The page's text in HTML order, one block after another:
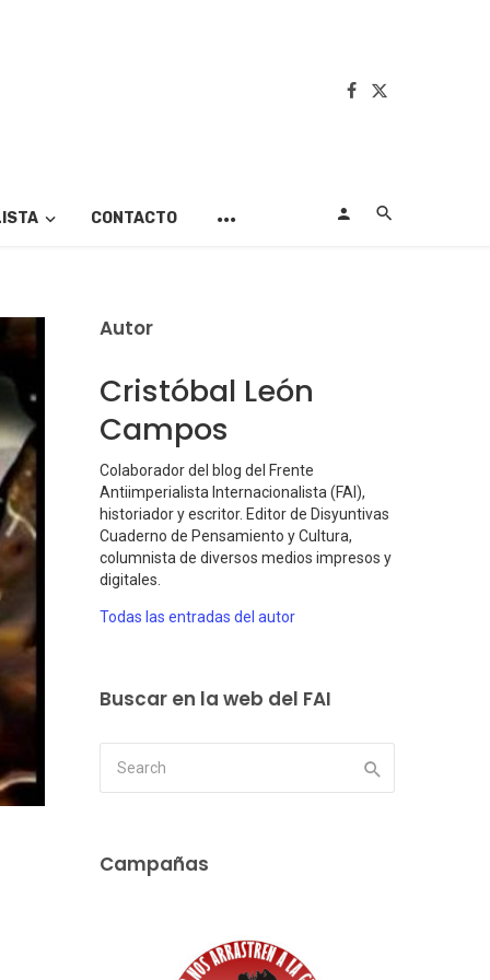
CONTACTO
Autor
Cristóbal León
Campos
Colaborador del blog del Frente
Antiimperialista Internacionalista (FAI),
historiador y escritor. Editor de Disyuntivas
Cuaderno de Pensamiento y Cultura,
columnista de diversos medios impresos y
digitales.
Todas las entradas del autor
Buscar en la web del FAI
Campañas